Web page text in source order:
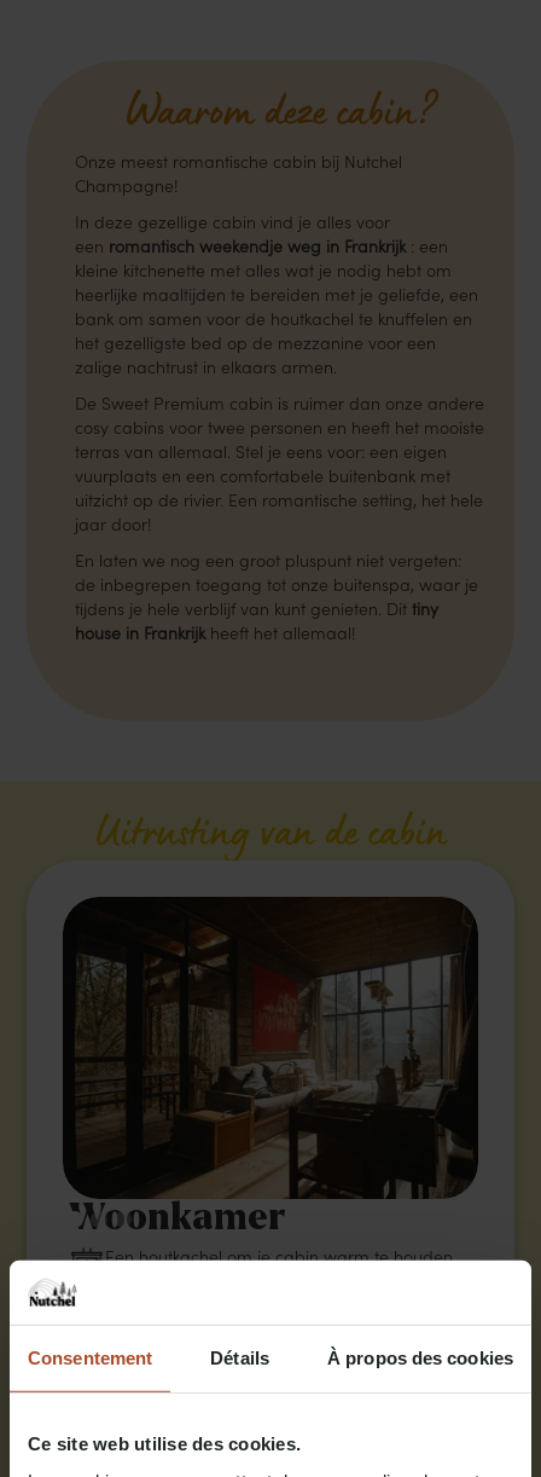
Consentement Détails À propos des cookies
Ce site web utilise des cookies.
Waarom deze cabin?
Onze meest romantische cabin bij Nutchel
Champagne!
In deze gezellige cabin vind je alles voor
een romantisch weekendje weg in Frankrijk: een
kleine kitchenette met alles wat je nodig hebt om
heerlijke maaltijden te bereiden met je geliefde, een
bank om samen voor de houtkachel te knuffelen en
het gezelligste bed op de mezzanine voor een
zalige nachtrust in elkaars armen.
De Sweet Premium cabin is ruimer dan onze andere
cosy cabins voor twee personen en heeft het mooiste
terras van allemaal. Stel je eens voor: een eigen
vuurplaats en een comfortabele buitenbank met
uitzicht op de rivier. Een romantische setting, het hele
jaar door!
En laten we nog een groot pluspunt niet vergeten:
de inbegrepen toegang tot onze buitenspa, waar je
tijdens je hele verblijf van kunt genieten. Dittiny
house in Frankrijkheeft het allemaal!
Uitrusting van de cabin
Woonkamer
Een houtkachel om je cabin warm te houden
Een grote tafel en stoelen
Grote ramen met weids uitzicht op de natuur